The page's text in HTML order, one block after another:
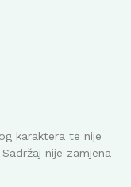
karaktera te nije
nije zamjena